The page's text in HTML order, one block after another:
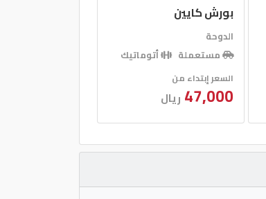
بورش كايين
الدوحة
مستعملة
أتوماتيك
السعر إبتداء من
47,000 ريال